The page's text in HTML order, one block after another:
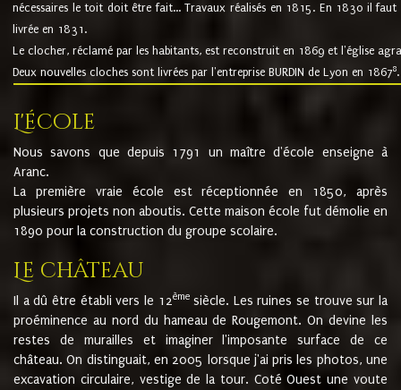
nécessaires le toit doit être fait... Travaux réalisés en 1815. En 1830 il
livrée en 1831.
Le clocher, réclamé par les habitants, est reconstruit en 1869 et l'église
Deux nouvelles cloches sont livrées par l'entreprise BURDIN de Lyon en 18678.
L'école
Nous savons que depuis 1791 un maître d'école enseigne à
Aranc.
La première vraie école est réceptionnée en 1850, après
plusieurs projets non aboutis. Cette maison école fut démolie en
1890 pour la construction du groupe scolaire.
Le château
Il a dû être établi vers le 12èmesiècle. Les ruines se trouve sur la
proéminence au nord du hameau de Rougemont. On devine les
restes de murailles et imaginer l'imposante surface de ce
château. On distinguait, en 2005 lorsque j'ai pris les photos, une
excavation circulaire, vestige de la tour. Coté Ouest une voute